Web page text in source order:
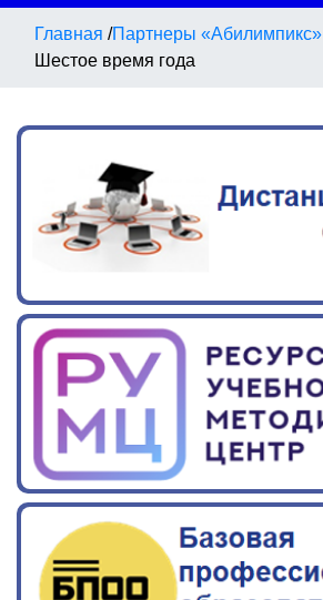
Главная /Партнеры «Абилимпикс»
Шестое время года